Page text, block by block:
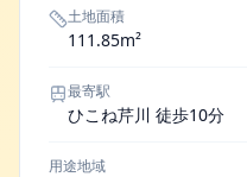
土地面積
111.85m²
最寄駅
ひこね芹川 徒歩10分
用途地域